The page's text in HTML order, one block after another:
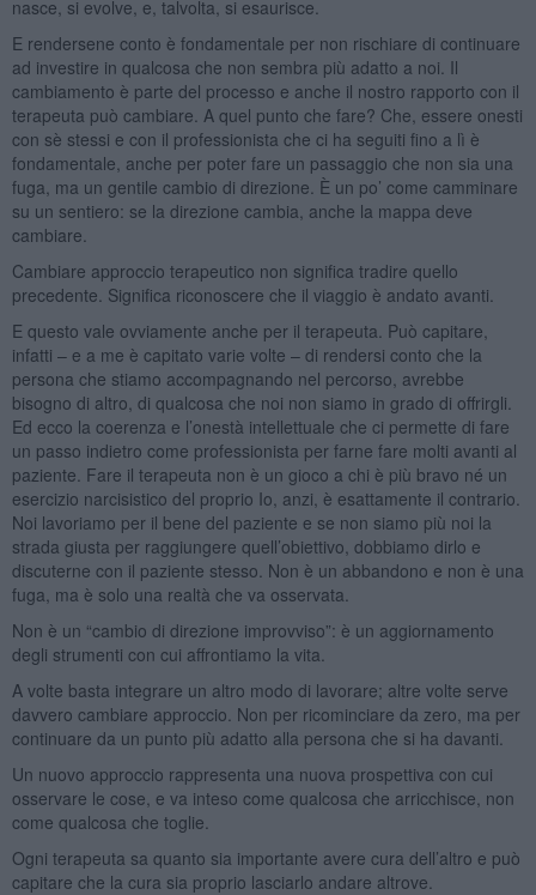
nasce, si evolve, e, talvolta, si esaurisce.
E rendersene conto è fondamentale per non rischiare di continuare
ad investire in qualcosa che non sembra più adatto a noi. Il
cambiamento è parte del processo e anche il nostro rapporto con il
terapeuta può cambiare. A quel punto che fare? Che, essere onesti
con sè stessi e con il professionista che ci ha seguiti fino a lì è
fondamentale, anche per poter fare un passaggio che non sia una
fuga, ma un gentile cambio di direzione. È un po’ come camminare
su un sentiero: se la direzione cambia, anche la mappa deve
cambiare.
Cambiare approccio terapeutico non significa tradire quello
precedente. Significa riconoscere che il viaggio è andato avanti.
E questo vale ovviamente anche per il terapeuta. Può capitare,
infatti – e a me è capitato varie volte – di rendersi conto che la
persona che stiamo accompagnando nel percorso, avrebbe
bisogno di altro, di qualcosa che noi non siamo in grado di offrirgli.
Ed ecco la coerenza e l’onestà intellettuale che ci permette di fare
un passo indietro come professionista per farne fare molti avanti al
paziente. Fare il terapeuta non è un gioco a chi è più bravo né un
esercizio narcisistico del proprio Io, anzi, è esattamente il contrario.
Noi lavoriamo per il bene del paziente e se non siamo più noi la
strada giusta per raggiungere quell’obiettivo, dobbiamo dirlo e
discuterne con il paziente stesso. Non è un abbandono e non è una
fuga, ma è solo una realtà che va osservata.
Non è un “cambio di direzione improvviso”: è un aggiornamento
degli strumenti con cui affrontiamo la vita.
A volte basta integrare un altro modo di lavorare; altre volte serve
davvero cambiare approccio. Non per ricominciare da zero, ma per
continuare da un punto più adatto alla persona che si ha davanti.
Un nuovo approccio rappresenta una nuova prospettiva con cui
osservare le cose, e va inteso come qualcosa che arricchisce, non
come qualcosa che toglie.
Ogni terapeuta sa quanto sia importante avere cura dell’altro e può
capitare che la cura sia proprio lasciarlo andare altrove.